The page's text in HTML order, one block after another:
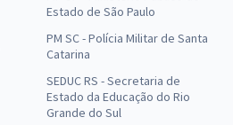
Estado de São Paulo
PM SC - Polícia Militar de Santa
Catarina
SEDUC RS - Secretaria de
Estado da Educação do Rio
Grande do Sul